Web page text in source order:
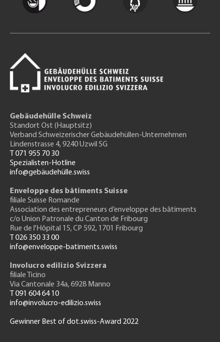
Gebäudehülle Schweiz
Standort Ost (Hauptsitz)
Verband Schweizerischer Gebäudehüllen-Unternehmen
Lindenstrasse 4, 9240 Uzwil SG
T 071 955 70 30
Spezialisten-Hotline
info@gebäudehülle.swiss
Enveloppe des bâtiments Suisse
filiale Suisse Romande
Association des entrepreneurs d’enveloppe des bâtiments
c/o Union Patronale du Canton de Fribourg
Rue de l'Hôpital 15, CP 592, 1701 Fribourg
T 026 350 33 00
info@enveloppe-batiments.swiss
Involucro edilizio Svizzera
filiale Ticino
Via Cantonale 34a, 6928 Manno
T 091 604 64 10
info@involucro-edilizio.swiss
Gewinner Best of dot.swiss-Award 2022